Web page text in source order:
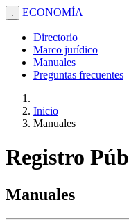
. ECONOMÍA
Directorio
Marco jurídico
Manuales
Preguntas frecuentes
Inicio
Manuales
Registro
Manuales